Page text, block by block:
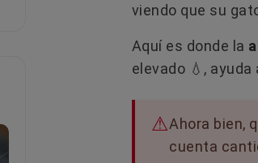
viendo que su
Aquí es donde la
elevado 💧​,
Ahora bien,
cuenta